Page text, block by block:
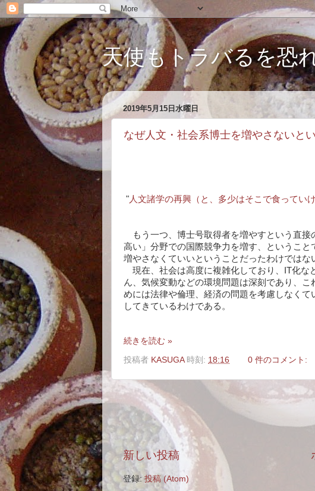
天使もトラバるを恐
2019年5月15日水曜日
なぜ人文・社会系博士を増やさないと
"人文諸学の再興（と、多少はそこで食ってい
もう一つ、博士号取得者を増やすという直接
高い」分野での国際競争力を増す、というこ
増やさなくていいということだったわけではな
現在、社会は高度に複雑化しており、IT化な
ん、気候変動などの環境問題は深刻であり、
めには法律や倫理、経済の問題を考慮しなく
してきているわけである。
続きを読む »
投稿者 KASUGA 時刻: 18:16 0 件のコメント:
新しい投稿
登録: 投稿 (Atom)